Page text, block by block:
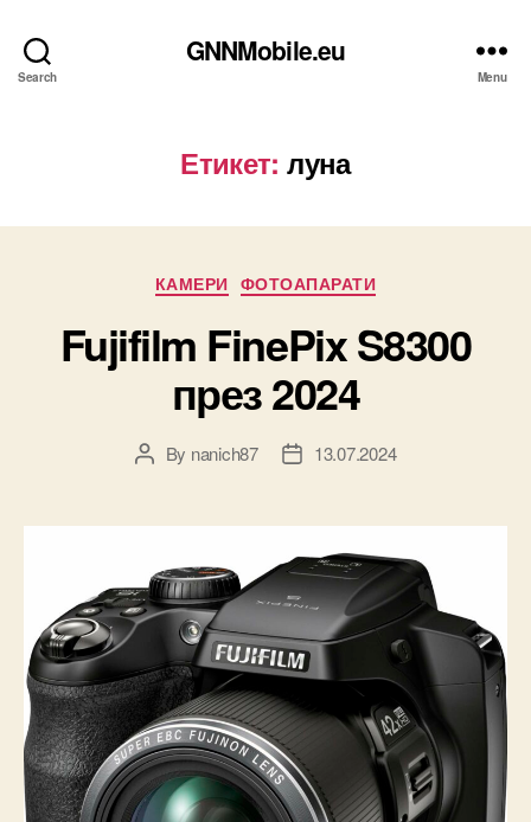
Search
GNNMobile.eu
Menu
Етикет: луна
Categories
КАМЕРИ ФОТОАПАРАТИ
Fujifilm FinePix S8300
през 2024
PostBy nanich87
Post13.07.2024